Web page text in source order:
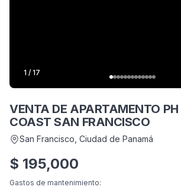
1 / 17
VENTA DE APARTAMENTO PH
COAST SAN FRANCISCO
San Francisco , Ciudad de Panamá
$ 195,000
Gastos de mantenimiento: